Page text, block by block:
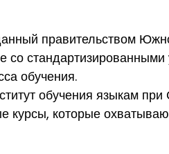
правительством
со
обучения.
обучения языкам
которые